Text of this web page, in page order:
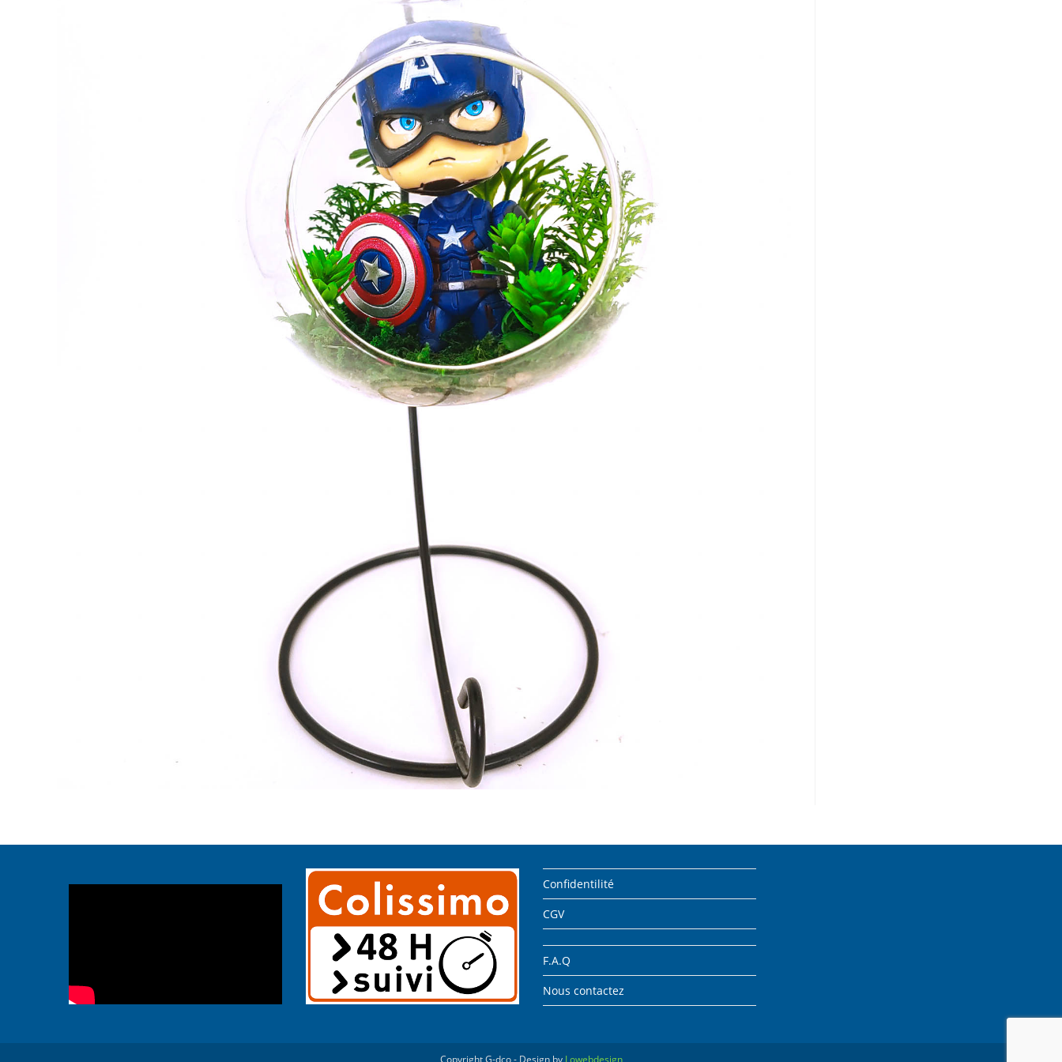
Confidentilité
CGV
F.A.Q
Nous contactez